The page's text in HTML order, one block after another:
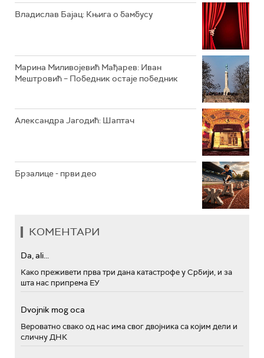
РАДИО ЏЕЗЕР
Владислав Бајац: Књига о бамбусу
Марина Миливојевић Мађарев: Иван
Мештровић – Победник остаје победник
Александра Јагодић: Шаптач
Брзалице - први део
КОМЕНТАРИ
Da, ali...
Како преживети прва три дана катастрофе у Србији, и за
шта нас припрема ЕУ
Dvojnik mog oca
Вероватно свако од нас има свог двојника са којим дели и
сличну ДНК